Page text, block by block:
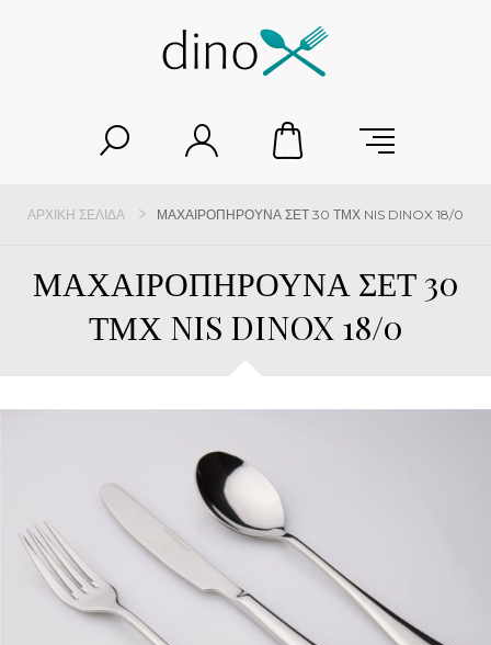
ΑΡΧΙΚΉ ΣΕΛΊΔΑ ΜΑΧΑΙΡΟΠΗΡΟΥΝΑ ΣΕΤ 30 ΤΜΧ NIS DINOX 18/0
ΜΑΧΑΙΡΟΠΗΡΟΥΝΑ ΣΕΤ 30
ΤΜΧ NIS DINOX 18/0